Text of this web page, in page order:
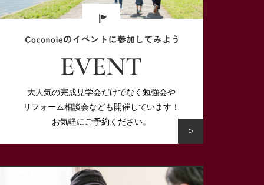
大人気の完成見学会だけでなく勉強会や
リフォーム相談会なども開催しています！
お気軽にご予約ください。